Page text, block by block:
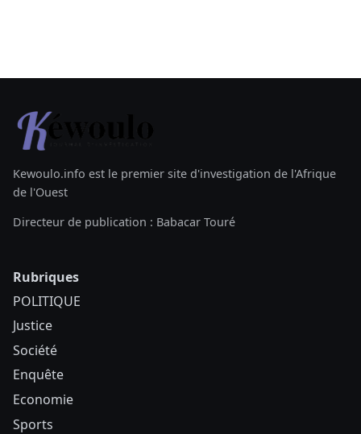
Kewoulo.info est le premier site d'investigation de l'Afrique
de l'Ouest
Directeur de publication : Babacar Touré
Rubriques
POLITIQUE
Justice
Société
Enquête
Economie
Sports